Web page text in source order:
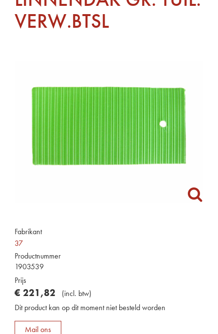
VERW.BTSL
Fabrikant
37
Productnummer
1903539
Prijs
€ 221,82 (incl. btw)
Dit product kan op dit moment niet besteld worden
Mail ons